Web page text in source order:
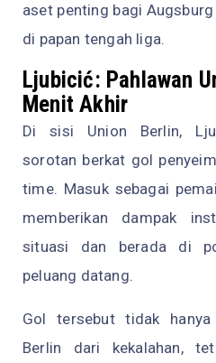
aset penting bagi
di papan tengah liga.
Ljubicić: Pahlawan
Menit Akhir
Di sisi Union Berlin,
sorotan berkat gol
time. Masuk sebagai
memberikan dampak
situasi dan berada di
peluang datang.
Gol tersebut tidak hanya
Berlin dari kekalahan,